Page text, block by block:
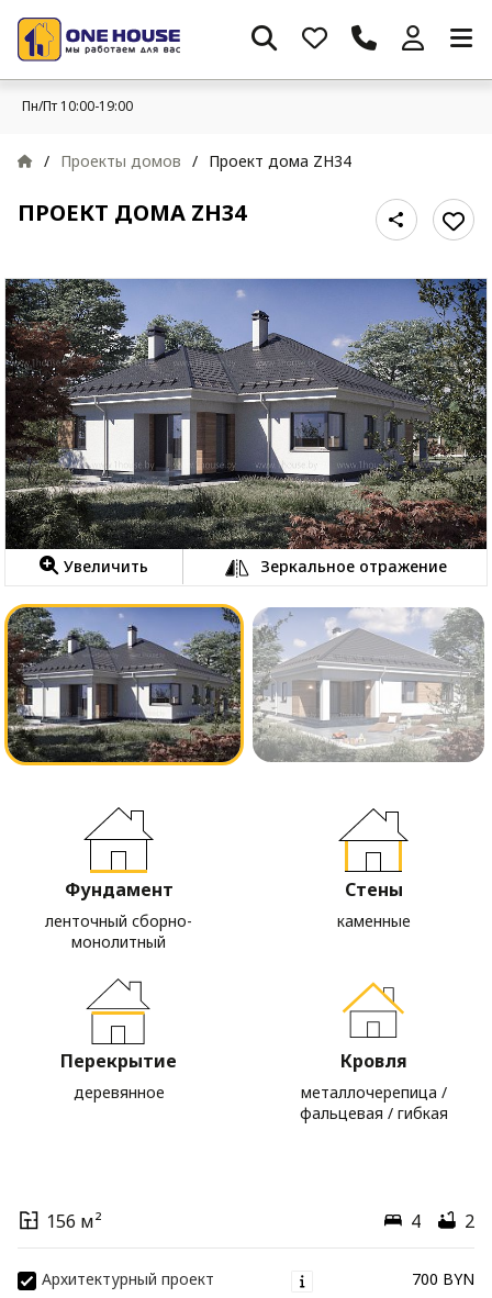
Пн/Пт 10:00-19:00
/ Проекты домов / Проект дома ZH34
ПРОЕКТ ДОМА ZH34
Увеличить Зеркальное отражение
Фундамент
ленточный сборно-
монолитный
Стены
каменные
Перекрытие
деревянное
Кровля
металлочерепица /
фальцевая / гибкая
156 м² 4 2
Архитектурный проект
700 BYN